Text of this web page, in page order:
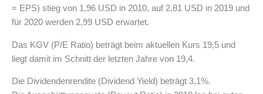
= EPS) stieg von 1,96 USD in 2010, auf 2,81 USD in 2019 und
für 2020 werden 2,99 USD erwartet.
Das KGV (P/E Ratio) beträgt beim aktuellen Kurs 19,5 und
liegt damit im Schnitt der letzten Jahre von 19,4.
Die Dividendenrendite (Dividend Yield) beträgt 3,1%.